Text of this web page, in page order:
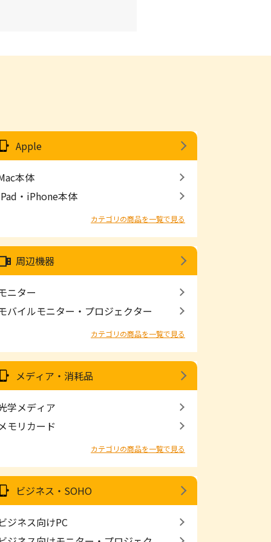
Apple
本体
・iPhone本体
カテゴリの商品を一覧で見る
周辺機器
ニター
バイルモニター・プロジェクター
カテゴリの商品を一覧で見る
メディア・消耗品
学メディア
モリカード
カテゴリの商品を一覧で見る
ビジネス・SOHO
ジネス向けPC